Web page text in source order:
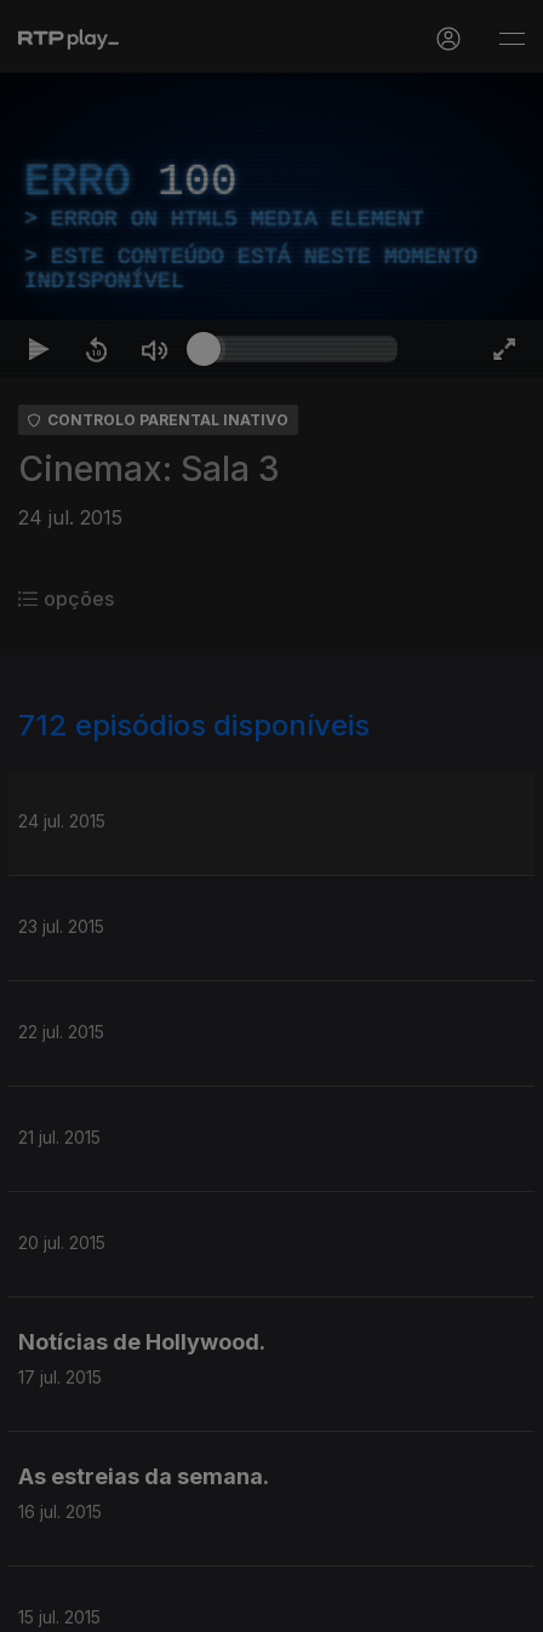
ERRO 100
ERROR ON HTML5 MEDIA ELEMENT
ESTE CONTEÚDO ESTÁ NESTE MOMENTO
INDISPONÍVEL
CONTROLO PARENTAL INATIVO
Cinemax: Sala 3
24 jul. 2015
opções
712 episódios disponíveis
24 jul. 2015
23 jul. 2015
22 jul. 2015
21 jul. 2015
20 jul. 2015
Notícias de Hollywood.
17 jul. 2015
As estreias da semana.
16 jul. 2015
15 jul. 2015